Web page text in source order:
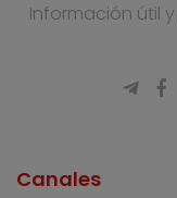
Información útil
Canales